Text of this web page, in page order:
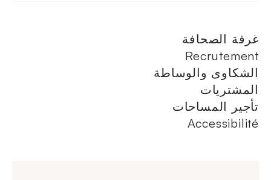
غرفة الصحافة
Recrutement
الشكاوى والوساطة
المشتريات
تأجير المساحات
Accessibilité